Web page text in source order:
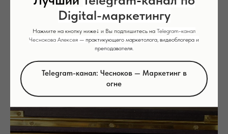
Digital-маркетингу
Нажмите на кнопку ниже↓ и Вы подпишитесь на Telegram-канал
Чеснокова Алексея — практикующего маркетолога, видеоблогера и
преподавателя.
Telegram-канал: Чесноков — Маркетинг в
огне